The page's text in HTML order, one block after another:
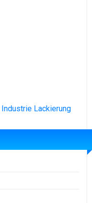
Industrie Lackierung